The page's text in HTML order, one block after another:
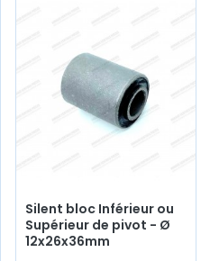
Silent bloc Inférieur ou
Supérieur de pivot - Ø
12x26x36mm